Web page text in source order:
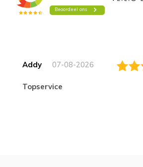
Addy 07-08-2026
topservice